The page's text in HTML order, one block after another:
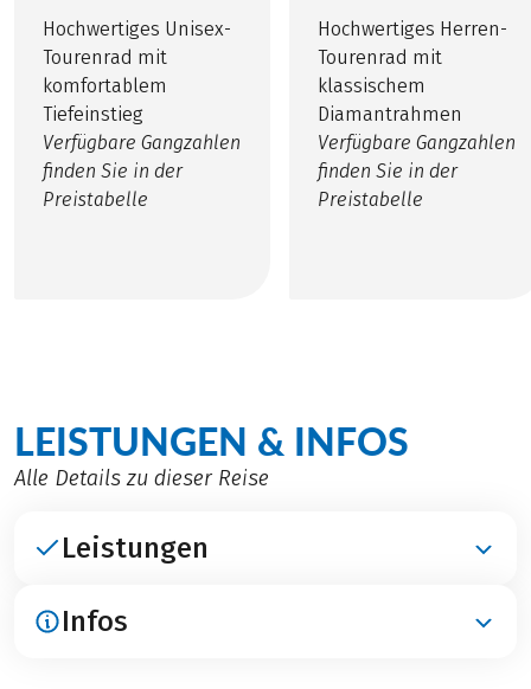
Hochwertiges Unisex-
Tourenrad mit
komfortablem
Tiefeinstieg
Verfügbare Gangzahlen
finden Sie in der
Preistabelle
Hochwertiges Herren-
Tourenrad mit
klassischem
Diamantrahmen
Verfügbare Gangzahlen
finden Sie in der
Preistabelle
LEISTUNGEN & INFOS
Alle Details zu dieser Reise
Leistungen
ENTHALTEN
Infos